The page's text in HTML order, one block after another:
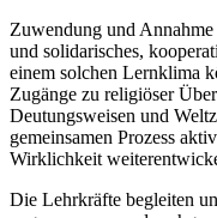
Zuwendung und
und solidarisches,
einem solchen Lernklima
Zugänge zu religiöser
Deutungsweisen und
gemeinsamen Prozess
Wirklichkeit
Die Lehrkräfte begleiten